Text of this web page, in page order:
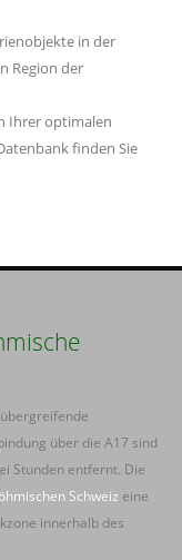
in der
Region der
Ihrer optimalen
finden Sie
über die A17 sind
Stunden entfernt. Die
Schweiz eine
innerhalb des